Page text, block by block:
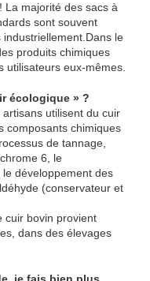
La majorité des sacs à
sont souvent
industriellement.Dans le
produits chimiques
utilisateurs eux-mêmes.
écologique » ?
utilisent du cuir
composants chimiques
de tannage,
6, le
développement des
(conservateur et
cuir bovin provient
dans des élevages